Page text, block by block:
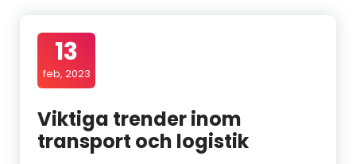
13
feb, 2023
Viktiga trender inom
transport och logistik